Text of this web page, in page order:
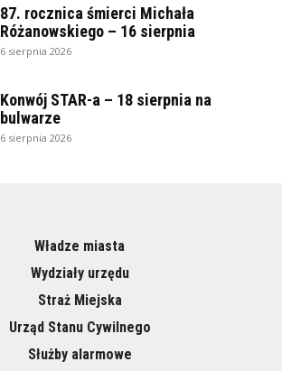
87. rocznica śmierci Michała
Różanowskiego – 16 sierpnia
6 sierpnia 2026
Konwój STAR-a – 18 sierpnia na
bulwarze
6 sierpnia 2026
Władze miasta
Wydziały urzędu
Straż Miejska
Urząd Stanu Cywilnego
Służby alarmowe